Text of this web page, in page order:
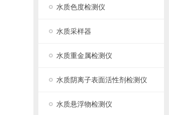
水质色度检测仪
水质采样器
水质重金属检测仪
水质阴离子表面活性剂检测仪
水质悬浮物检测仪